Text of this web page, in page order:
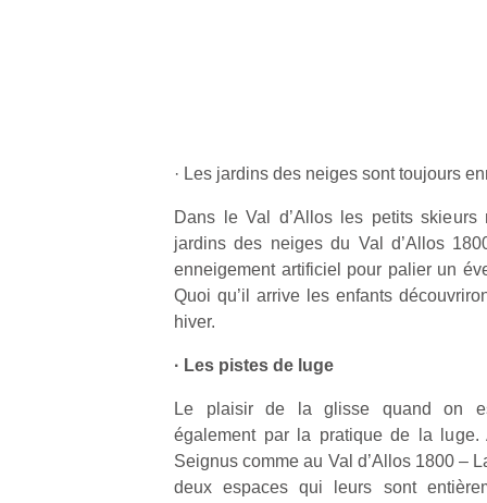
· Les jardins des neiges sont toujours
Dans le Val d’Allos les petits
jardins des neiges du Val d’Allos
enneigement artificiel pour palier un
Quoi qu’il arrive les enfants
hiver.
· Les pistes de luge
Le plaisir de la glisse quand on
également par la pratique de la
Seignus comme au Val d’Allos 1800 –
deux espaces qui leurs sont